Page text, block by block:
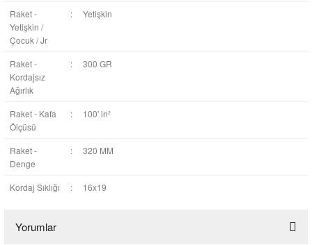
Raket -
Yetişkin /
Çocuk / Jr
: Yetişkin
Raket -
Kordajsız
Ağırlık
: 300 GR
Raket - Kafa
Ölçüsü
: 100' in²
Raket -
Denge
: 320 MM
Kordaj Sıklığı : 16x19
Yorumlar